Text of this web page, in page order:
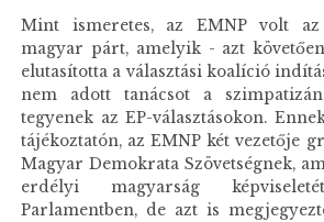
Mint ismeretes, az EMNP volt
magyar párt, amelyik - azt
elutasította a választási koalíció
nem adott tanácsot a
tegyenek az EP-választásokon.
tájékoztatón, az EMNP két vezetője
Magyar Demokrata Szövetségnek,
erdélyi magyarság
Parlamentben, de azt is